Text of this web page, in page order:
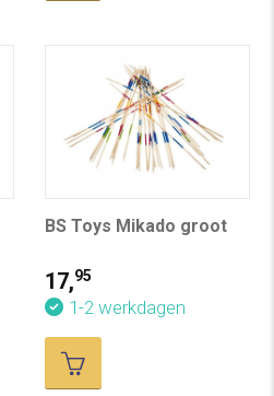
BS Toys Mikado groot
17,95
1-2 werkdagen